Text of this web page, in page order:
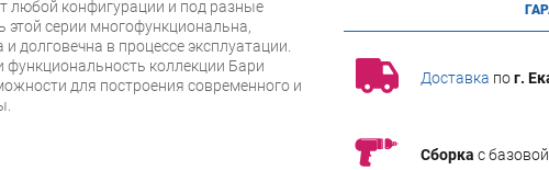
Доставка пог.
Сборка с
любой конфигурации и под разные
серии многофункциональна,
долговечна в процессе эксплуатации.
функциональность коллекции Бари
для построения современного и